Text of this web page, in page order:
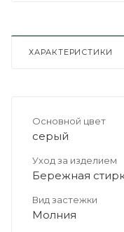
ХАРАКТЕРИСТИКИ
Основной цвет
серый
Уход за изделием
Бережная
Вид застежки
Молния